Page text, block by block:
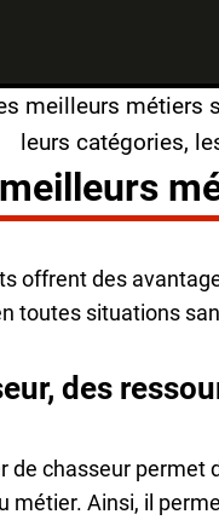
meilleurs métiers
leurs catégories,
offrent des
toutes situations
des
de chasseur permet
métier. Ainsi, il